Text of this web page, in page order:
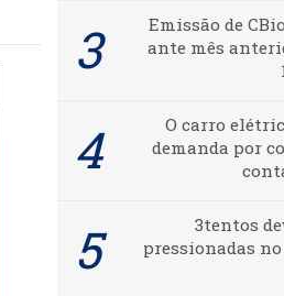
Emissão de
ante mês
O carro
demanda por
3tentos
pressionadas no